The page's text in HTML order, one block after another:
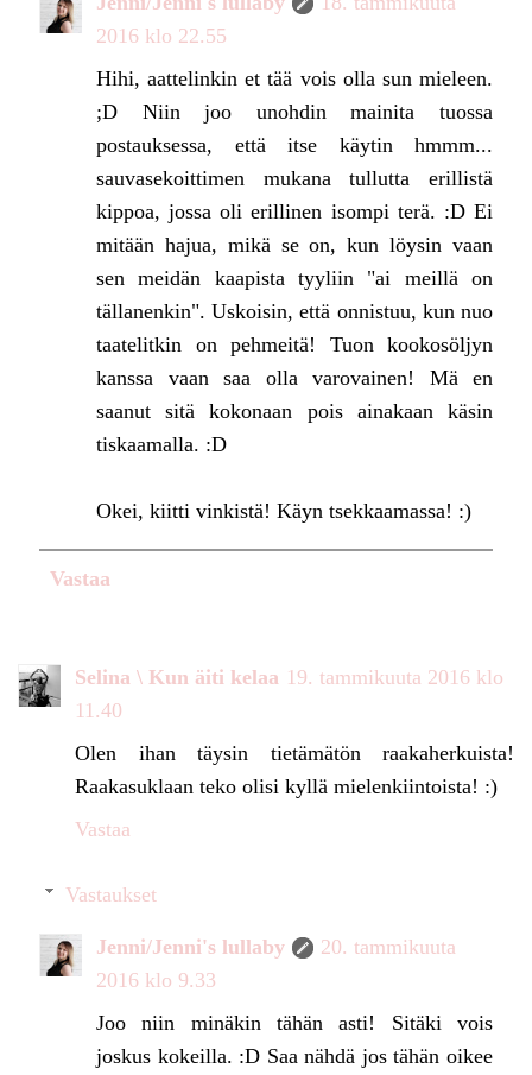
2016 klo 22.55
Hihi, aattelinkin et tää vois olla sun mieleen.
;D Niin joo unohdin mainita tuossa
postauksessa, että itse käytin hmmm...
sauvasekoittimen mukana tullutta erillistä
kippoa, jossa oli erillinen isompi terä. :D Ei
mitään hajua, mikä se on, kun löysin vaan
sen meidän kaapista tyyliin "ai meillä on
tällanenkin". Uskoisin, että onnistuu, kun nuo
taatelitkin on pehmeitä! Tuon kookosöljyn
kanssa vaan saa olla varovainen! Mä en
saanut sitä kokonaan pois ainakaan käsin
tiskaamalla. :D
Okei, kiitti vinkistä! Käyn tsekkaamassa! :)
Vastaa
Selina \ Kun äiti kelaa 19. tammikuuta 2016 klo
11.40
Olen ihan täysin tietämätön raakaherkuista!
Raakasuklaan teko olisi kyllä mielenkiintoista! :)
Vastaa
Vastaukset
Jenni/Jenni's lullaby
20. tammikuuta
2016 klo 9.33
Joo niin minäkin tähän asti! Sitäki vois
joskus kokeilla. :D Saa nähdä jos tähän oikee